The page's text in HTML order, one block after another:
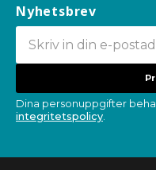
Nyhetsbrev
Dina personuppgifter
integritetspolicy.